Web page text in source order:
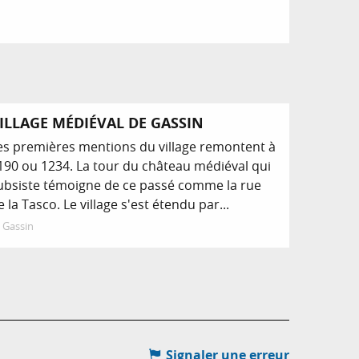
MÉDIÉVAL DE GASSIN
premières mentions du village remontent à
ou 1234. La tour du château médiéval qui
témoigne de ce passé comme la rue
la Tasco. Le village s'est étendu par...
Gassin
Signaler une erreur